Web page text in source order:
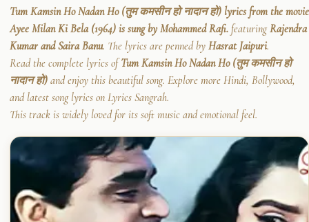
Tum Kamsin Ho Nadan Ho (तुम कमसीन हो नादान हो) lyrics from the movie
Ayee Milan Ki Bela (1964) is sung by Mohammed Rafi. featuringRajendra
Kumar and Saira Banu. The lyrics are penned by Hasrat Jaipuri.
Read the complete lyrics ofTum Kamsin Ho Nadan Ho (तुम कमसीन हो
नादान हो) and enjoy this beautiful song. Explore more Hindi, Bollywood,
and latest song lyrics on Lyrics Sangrah.
This track is widely loved for its soft music and emotional feel.